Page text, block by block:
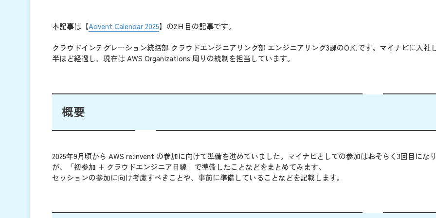
本記事は【Advent Calendar 2025】の2日目の記事です。
クラウドインテグレーション統括部 クラウドエンジニアリング部 エンジニアリング3課のO.K.です。マイナビに入社
半ほど経過し、現在は AWS Organizations 周りの統制を担当しています。
概要
2025年9月頃から AWS re:Invent の参加に向けて準備を進めていました。マイナビとしての参加はおそらく3回目にな
が、「初参加 + クラウドエンジニア目線」で準備したことなどをまとめてみます。
セッションの参加に向け考慮すべきことや、事前に準備していることなどを記載します。